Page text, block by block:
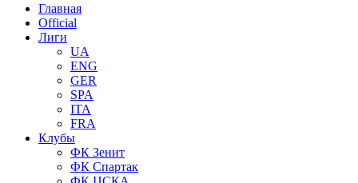
Главная
Official
Лиги
UA
ENG
GER
SPA
ITA
FRA
Клубы
ФК Зенит
ФК Спартак